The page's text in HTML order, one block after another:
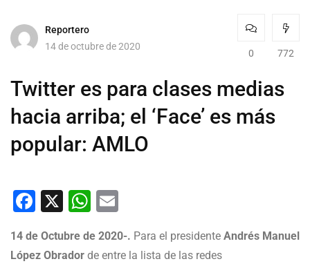
Reportero
14 de octubre de 2020
0 772
Twitter es para clases medias
hacia arriba; el ‘Face’ es más
popular: AMLO
Facebook
X WhatsApp
14 de Octubre de 2020-. Para el presidente Andrés Manuel
López Obrador de entre la lista de las redes